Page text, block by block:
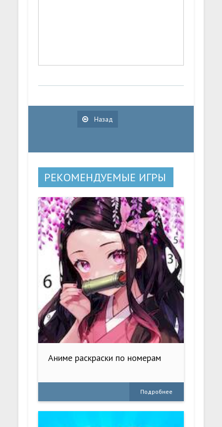
Назад
РЕКОМЕНДУЕМЫЕ ИГРЫ
Аниме раскраски по номерам
Подробнее